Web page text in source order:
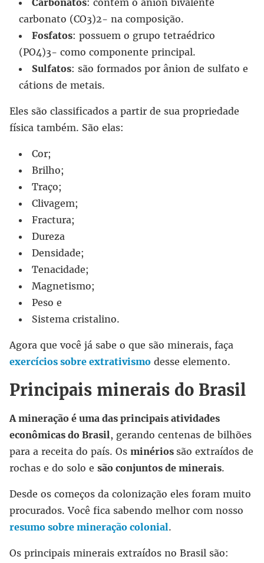
Carbonatos: contêm o ânion bivalente
carbonato (CO3)2- na composição.
Fosfatos: possuem o grupo tetraédrico
(PO4)3- como componente principal.
Sulfatos: são formados por ânion de sulfato e
cátions de metais.
Eles são classificados a partir de sua propriedade
física também. São elas:
Cor;
Brilho;
Traço;
Clivagem;
Fractura;
Dureza
Densidade;
Tenacidade;
Magnetismo;
Peso e
Sistema cristalino.
Agora que você já sabe o que são minerais, faça
exercícios sobre extrativismo desse elemento.
Principais minerais do Brasil
A mineração é uma das principais atividades
econômicas do Brasil, gerando centenas de bilhões
para a receita do país. Os minérios são extraídos de
rochas e do solo e são conjuntos de minerais.
Desde os começos da colonização eles foram muito
procurados. Você fica sabendo melhor com nosso
resumo sobre mineração colonial.
Os principais minerais extraídos no Brasil são: